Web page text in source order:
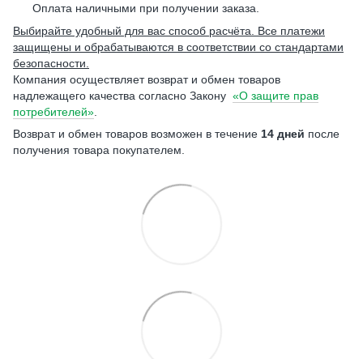
Оплата наличными при получении заказа.
Выбирайте удобный для вас способ расчёта. Все платежи
защищены и обрабатываются в соответствии со стандартами
безопасности.
Компания осуществляет возврат и обмен товаров
надлежащего качества согласно Закону «О защите прав
потребителей».
Возврат и обмен товаров возможен в течение 14 дней после
получения товара покупателем.